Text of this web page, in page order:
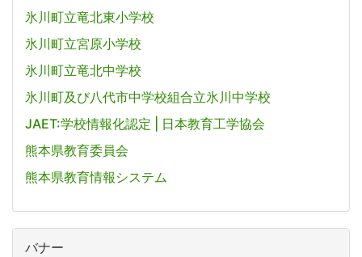
氷川町立竜北東小学校
氷川町立宮原小学校
氷川町立竜北中学校
氷川町及び八代市中学校組合立氷川中学校
JAET:学校情報化認定 | 日本教育工学協会
熊本県教育委員会
熊本県教育情報システム
バナー